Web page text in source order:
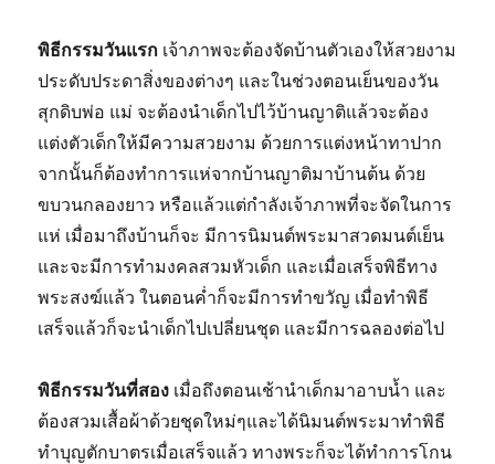
พิธีกรรมวันแรก เจ้าภาพจะต้องจัดบ้านตัวเองให้สวยงาม
ประดับประดาสิ่งของต่างๆ และในช่วงตอนเย็นของวัน
สุกดิบพ่อ แม่ จะต้องนำเด็กไปไว้บ้านญาติแล้วจะต้อง
แต่งตัวเด็กให้มีความสวยงาม ด้วยการแต่งหน้าทาปาก
จากนั้นก็ต้องทำการแห่จากบ้านญาติมาบ้านต้น ด้วย
ขบวนกลองยาว หรือแล้วแต่กำลังเจ้าภาพที่จะจัดในการ
แห่ เมื่อมาถึงบ้านก็จะ มีการนิมนต์พระมาสวดมนต์เย็น
และจะมีการทำมงคลสวมหัวเด็ก และเมื่อเสร็จพิธีทาง
พระสงฆ์แล้ว ในตอนค่ำก็จะมีการทำขวัญ เมื่อทำพิธี
เสร็จแล้วก็จะนำเด็กไปเปลี่ยนชุด และมีการฉลองต่อไป
พิธีกรรมวันที่สอง เมื่อถึงตอนเช้านำเด็กมาอาบน้ำ และ
ต้องสวมเสื้อผ้าด้วยชุดใหม่ๆและได้นิมนต์พระมาทำพิธี
ทำบุญตักบาตรเมื่อเสร็จแล้ว ทางพระก็จะได้ทำการโกน